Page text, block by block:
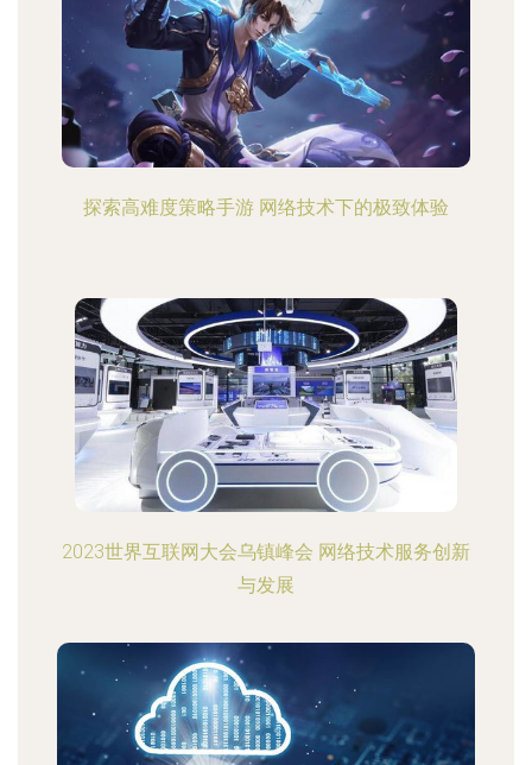
探索高难度策略手游 网络技术下的极致体验
2023世界互联网大会乌镇峰会 网络技术服务创新
与发展